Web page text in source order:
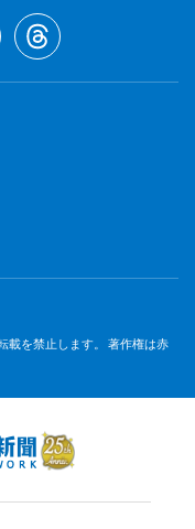
載を禁止します。 著作権は赤